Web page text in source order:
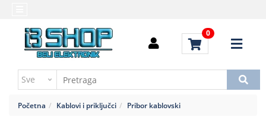
0
Baterija,punjač
Brendovi
Uputstvo
kupovinu
Početna Kablovi i priključci Pribor kablovski